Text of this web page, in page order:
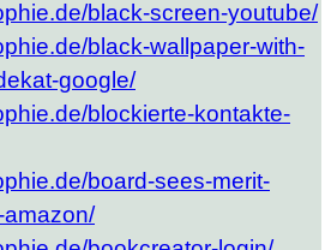
black-screen-youtube/
black-wallpaper-with-
google/
blockierte-kontakte-
board-sees-merit-